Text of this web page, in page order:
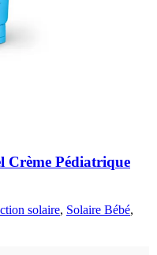
Crème Pédiatrique
solaire, Solaire Bébé,